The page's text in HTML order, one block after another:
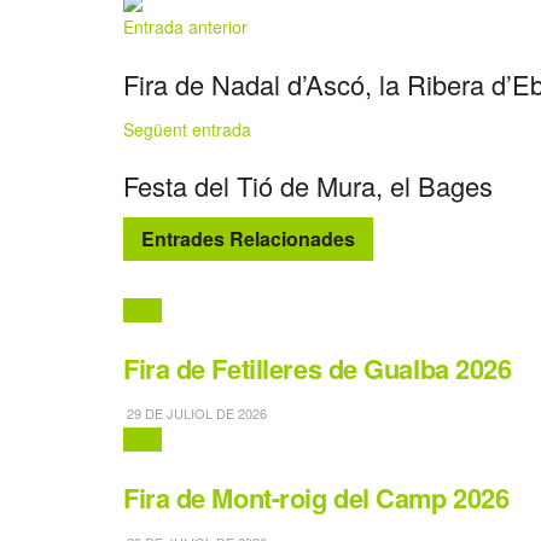
Entrada anterior
Fira de Nadal d’Ascó, la Ribera
Següent entrada
Festa del Tió de Mura, el Bages
Entrades Relacionades
Fira de Fetilleres de Gualba 2026
29 DE JULIOL DE 2026
Fira de Mont-roig del Camp 2026